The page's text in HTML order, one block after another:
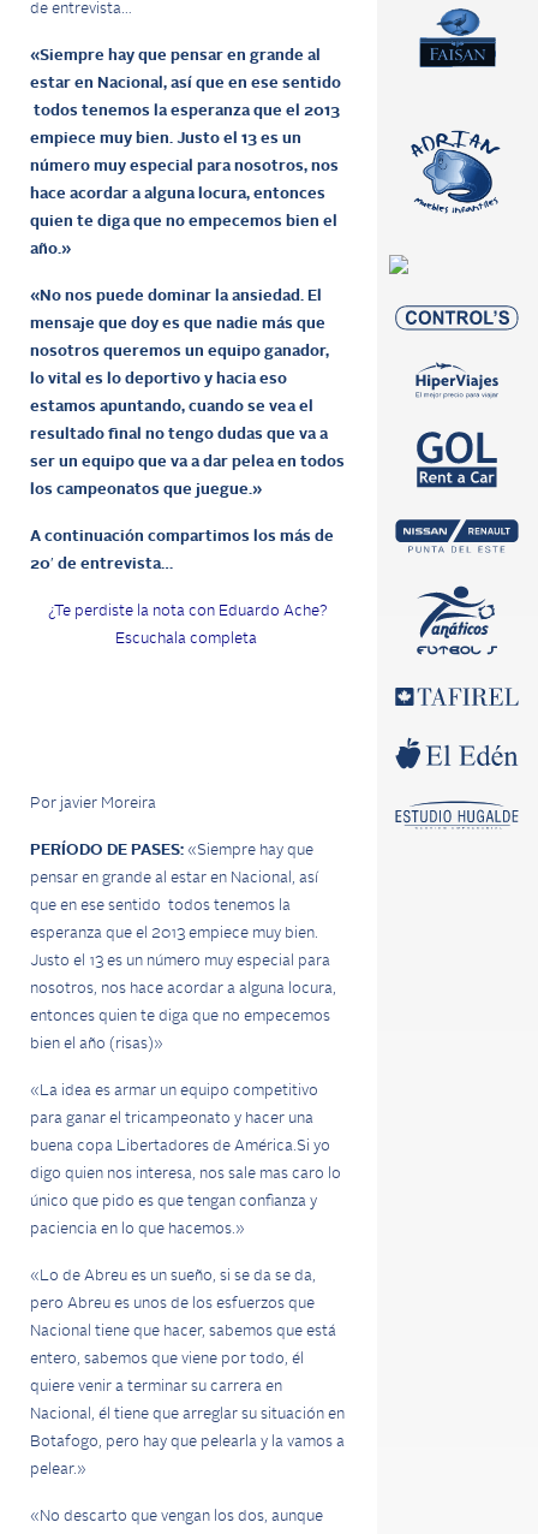
de entrevista…
«Siempre hay que pensar en grande al
estar en Nacional, así que en ese sentido
todos tenemos la esperanza que el 2013
empiece muy bien. Justo el 13 es un
número muy especial para nosotros, nos
hace acordar a alguna locura, entonces
quien te diga que no empecemos bien el
año.»
«No nos puede dominar la ansiedad. El
mensaje que doy es que nadie más que
nosotros queremos un equipo ganador,
lo vital es lo deportivo y hacia eso
estamos apuntando, cuando se vea el
resultado final no tengo dudas que va a
ser un equipo que va a dar pelea en todos
los campeonatos que juegue.»
A continuación compartimos los más de
20′ de entrevista…
¿Te perdiste la nota con Eduardo Ache?
Escuchala completa
Por javier Moreira
PERÍODO DE PASES: «Siempre hay que
pensar en grande al estar en Nacional, así
que en ese sentido todos tenemos la
esperanza que el 2013 empiece muy bien.
Justo el 13 es un número muy especial para
nosotros, nos hace acordar a alguna locura,
entonces quien te diga que no empecemos
bien el año (risas)»
«La idea es armar un equipo competitivo
para ganar el tricampeonato y hacer una
buena copa Libertadores de América.Si yo
digo quien nos interesa, nos sale mas caro lo
único que pido es que tengan confianza y
paciencia en lo que hacemos.»
«Lo de Abreu es un sueño, si se da se da,
pero Abreu es unos de los esfuerzos que
Nacional tiene que hacer, sabemos que está
entero, sabemos que viene por todo, él
quiere venir a terminar su carrera en
Nacional, él tiene que arreglar su situación en
Botafogo, pero hay que pelearla y la vamos a
pelear.»
«No descarto que vengan los dos, aunque